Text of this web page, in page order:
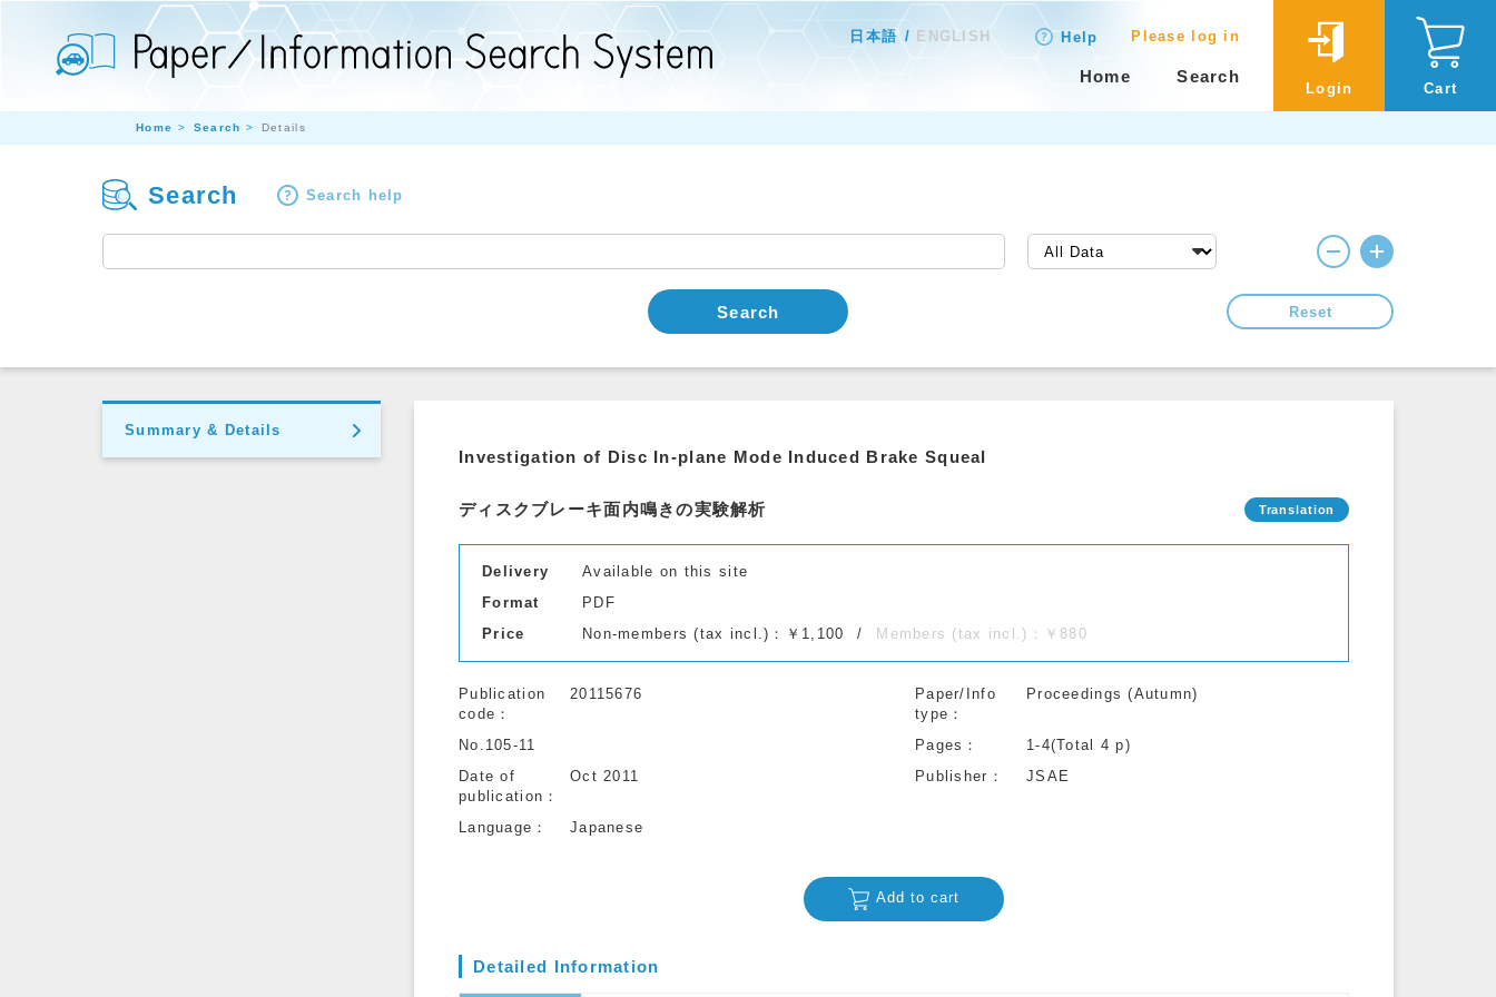
日本語 ENGLISH Help Please log in
Home Search
Login Cart
Home Search Details
Search Search help
Search Reset
Summary & Details
Investigation of Disc In-plane Mode Induced Brake Squeal
ディスクブレーキ面内鳴きの実験解析
Delivery
Available on this site
Format
PDF
Price
Non-members (tax incl.)：￥1,100 Members (tax incl.)：￥880
Publication
code
20115676
Paper/Info
type
Proceedings (Autumn)
No.105-11 Pages
1-4(Total 4 p)
Date of
publication
Oct 2011 Publisher JSAE
Language Japanese
Add to cart
Detailed Information